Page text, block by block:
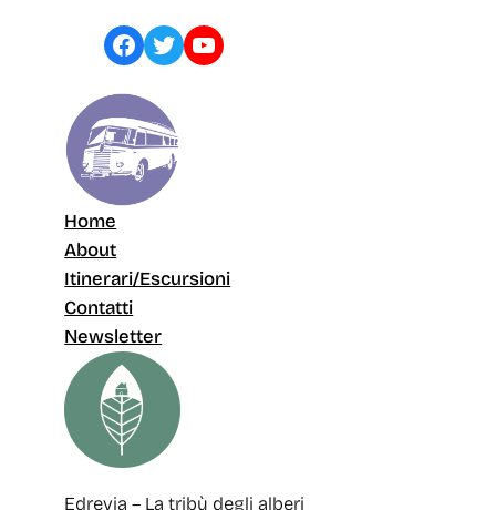
Facebook Twitter YouTube
Home
About
Itinerari/Escursioni
Contatti
Newsletter
Edrevia – La tribù degli alberi